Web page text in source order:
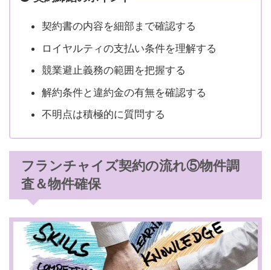
契約書の内容を細部まで確認する
ロイヤルティの支払い条件を理解する
競業避止義務の範囲を把握する
解約条件と違約金の有無を確認する
不明点は積極的に質問する
フランチャイズ契約の流れ⑤物件調
査＆物件確保